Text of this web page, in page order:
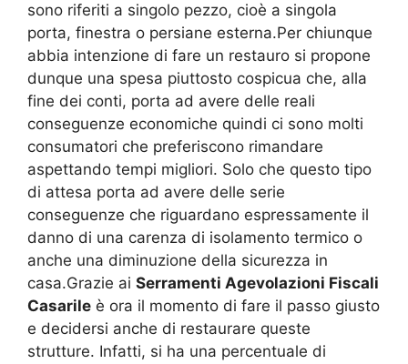
sono riferiti a singolo pezzo, cioè a singola
porta, finestra o persiane esterna.Per chiunque
abbia intenzione di fare un restauro si propone
dunque una spesa piuttosto cospicua che, alla
fine dei conti, porta ad avere delle reali
conseguenze economiche quindi ci sono molti
consumatori che preferiscono rimandare
aspettando tempi migliori. Solo che questo tipo
di attesa porta ad avere delle serie
conseguenze che riguardano espressamente il
danno di una carenza di isolamento termico o
anche una diminuzione della sicurezza in
casa.Grazie ai Serramenti Agevolazioni Fiscali
Casarile è ora il momento di fare il passo giusto
e decidersi anche di restaurare queste
strutture. Infatti, si ha una percentuale di